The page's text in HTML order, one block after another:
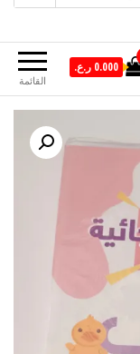
القائمة
0.000 ر.ع.